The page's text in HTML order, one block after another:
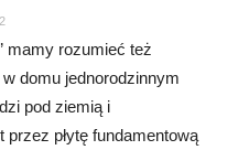
mamy rozumieć też
w domu jednorodzinnym
pod ziemią i
płytę fundamentową